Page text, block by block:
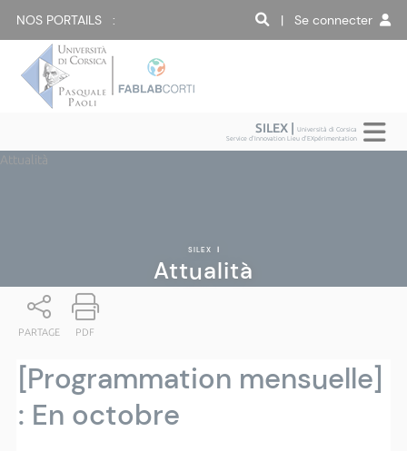
NOS PORTAILS : | Se connecter
SILEX |Università di Corsica
Service d'Innovation Lieu d'EXpérimentation
Attualità
SILEX |
Attualità
PARTAGE PDF
[Programmation mensuelle]
: En octobre